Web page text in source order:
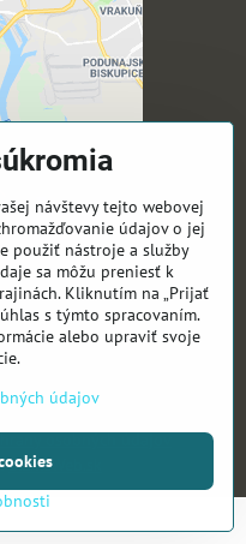
osobných údajov
BiznisWeb.sk
návštevy tejto webovej
údajov o jej
použiť nástroje a služby
sa môžu preniesť k
Kliknutím na „Prijať
s týmto spracovaním.
alebo upraviť svoje
údajov